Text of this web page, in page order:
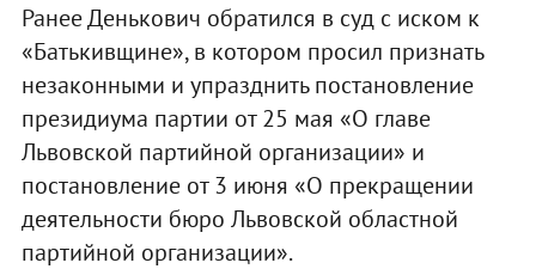
Ранее Денькович обратился в суд с иском к
«Батькивщине», в котором просил признать
незаконными и упразднить постановление
президиума партии от 25 мая «О главе
Львовской партийной организации» и
постановление от 3 июня «О прекращении
деятельности бюро Львовской областной
партийной организации».